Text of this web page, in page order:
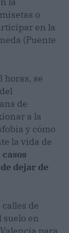
o
en la
(Puente
horas, se
de
a la
y cómo
la vida de
dejar de
de
suelo en
para